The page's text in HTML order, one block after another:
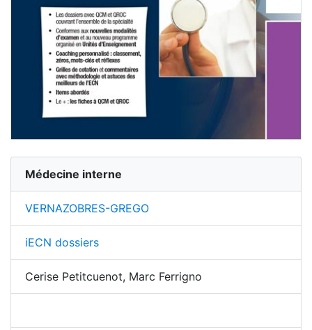
Médecine interne
VERNAZOBRES-GREGO
iECN dossiers
Cerise Petitcuenot, Marc Ferrigno